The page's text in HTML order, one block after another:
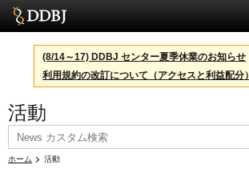
サービス
スパコン
統計
活動
(8/14～17) DDBJ センター夏季休業のお知らせ
利用規約の改訂について（アクセスと利益配分）
活動
ホーム 活動